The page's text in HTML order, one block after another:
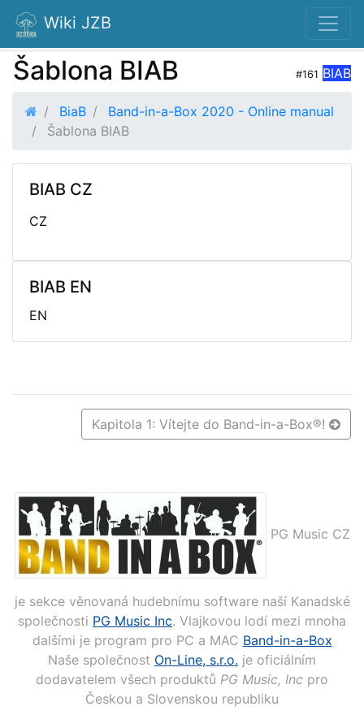
Wiki JZB
Šablona BIAB #161 BIAB
BiaB
Band-in-a-Box 2020 - Online manual
Šablona BIAB
BIAB CZ
CZ
BIAB EN
EN
Kapitola 1: Vítejte do Band-in-a-Box®!
PG Music CZ
je sekce věnovaná hudebnímu software naší Kanadské
společnosti PG Music Inc. Vlajkovou lodí mezi mnoha
dalšími je program pro PC a MAC Band-in-a-Box
Naše společnost On-Line, s.r.o. je oficiálním
dodavatelem všech produktů PG Music, Inc pro
Českou a Slovenskou republiku